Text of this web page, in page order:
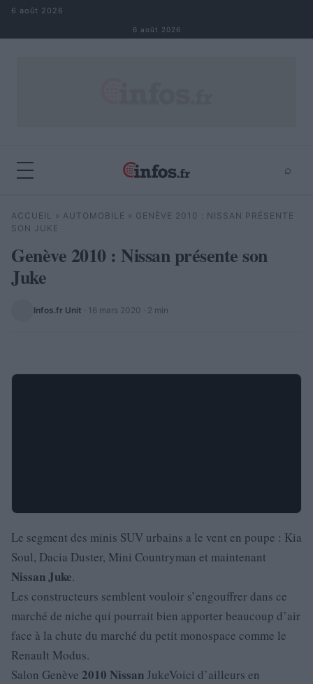
Aller au contenu
6 août 2026
6 août 2026
⌕
Rechercher ⌕ ×
ACCUEIL » AUTOMOBILE » GENÈVE 2010 : NISSAN PRÉSENTE
SON JUKE
Genève 2010 : Nissan présente son
Juke
Infos.fr Unit · 16 mars 2020 · 2 min
Le segment des minis SUV urbains a le vent en poupe : Kia
Soul, Dacia Duster, Mini Countryman et maintenant
NissanJuke.
Les constructeurs semblent vouloir s’engouffrer dans ce
marché de niche qui pourrait bien apporter beaucoup d’air
face à la chute du marché du petit monospace comme le
Renault Modus.
Salon Genève 2010 NissanJukeVoici d’ailleurs en